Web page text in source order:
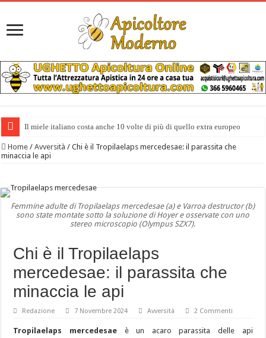
Il miele italiano costa anche 10 volte di più di quello extra europeo
Home / Avversità / Chi è il Tropilaelaps mercedesae: il parassita che
minaccia le api
Femmine adulte di Tropilaelaps mercedesae (a) e Varroa destructor (b)
sono state montate sotto la soluzione di Hoyer e osservate con uno
stereo microscopio (Olympus SZX7).
Chi è il Tropilaelaps
mercedesae: il parassita che
minaccia le api
Redazione 7 Novembre 2024 Avversità 2 Commenti
Tropilaelaps mercedesaeè un acaro parassita delle api